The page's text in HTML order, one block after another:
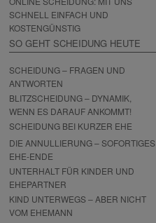
SCHNELL EINFACH UND
KOSTENGÜNSTIG
SO GEHT SCHEIDUNG HEUTE
SCHEIDUNG – FRAGEN UND
ANTWORTEN
BLITZSCHEIDUNG – DYNAMIK,
WENN ES DARAUF ANKOMMT!
SCHEIDUNG BEI KURZER EHE
DIE ANNULLIERUNG – SOFORTIGES
EHE-ENDE
UNTERHALT FÜR KINDER UND
EHEPARTNER
KIND UNTERWEGS – ABER NICHT
VOM EHEMANN